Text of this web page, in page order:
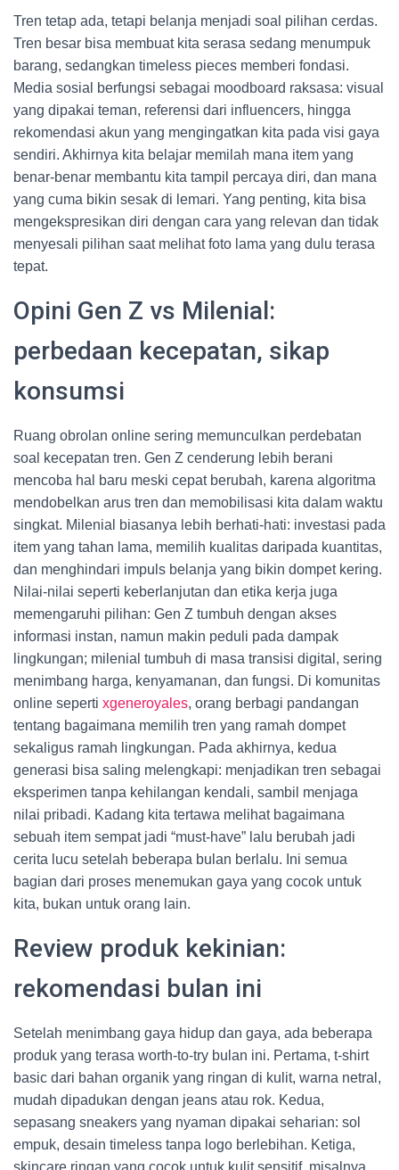
Tren tetap ada, tetapi belanja menjadi soal pilihan cerdas.
Tren besar bisa membuat kita serasa sedang menumpuk
barang, sedangkan timeless pieces memberi fondasi.
Media sosial berfungsi sebagai moodboard raksasa: visual
yang dipakai teman, referensi dari influencers, hingga
rekomendasi akun yang mengingatkan kita pada visi gaya
sendiri. Akhirnya kita belajar memilah mana item yang
benar-benar membantu kita tampil percaya diri, dan mana
yang cuma bikin sesak di lemari. Yang penting, kita bisa
mengekspresikan diri dengan cara yang relevan dan tidak
menyesali pilihan saat melihat foto lama yang dulu terasa
tepat.
Opini Gen Z vs Milenial:
perbedaan kecepatan, sikap
konsumsi
Ruang obrolan online sering memunculkan perdebatan
soal kecepatan tren. Gen Z cenderung lebih berani
mencoba hal baru meski cepat berubah, karena algoritma
mendobelkan arus tren dan memobilisasi kita dalam waktu
singkat. Milenial biasanya lebih berhati-hati: investasi pada
item yang tahan lama, memilih kualitas daripada kuantitas,
dan menghindari impuls belanja yang bikin dompet kering.
Nilai-nilai seperti keberlanjutan dan etika kerja juga
memengaruhi pilihan: Gen Z tumbuh dengan akses
informasi instan, namun makin peduli pada dampak
lingkungan; milenial tumbuh di masa transisi digital, sering
menimbang harga, kenyamanan, dan fungsi. Di komunitas
online seperti xgeneroyales, orang berbagi pandangan
tentang bagaimana memilih tren yang ramah dompet
sekaligus ramah lingkungan. Pada akhirnya, kedua
generasi bisa saling melengkapi: menjadikan tren sebagai
eksperimen tanpa kehilangan kendali, sambil menjaga
nilai pribadi. Kadang kita tertawa melihat bagaimana
sebuah item sempat jadi “must-have” lalu berubah jadi
cerita lucu setelah beberapa bulan berlalu. Ini semua
bagian dari proses menemukan gaya yang cocok untuk
kita, bukan untuk orang lain.
Review produk kekinian:
rekomendasi bulan ini
Setelah menimbang gaya hidup dan gaya, ada beberapa
produk yang terasa worth-to-try bulan ini. Pertama, t-shirt
basic dari bahan organik yang ringan di kulit, warna netral,
mudah dipadukan dengan jeans atau rok. Kedua,
sepasang sneakers yang nyaman dipakai seharian: sol
empuk, desain timeless tanpa logo berlebihan. Ketiga,
skincare ringan yang cocok untuk kulit sensitif, misalnya